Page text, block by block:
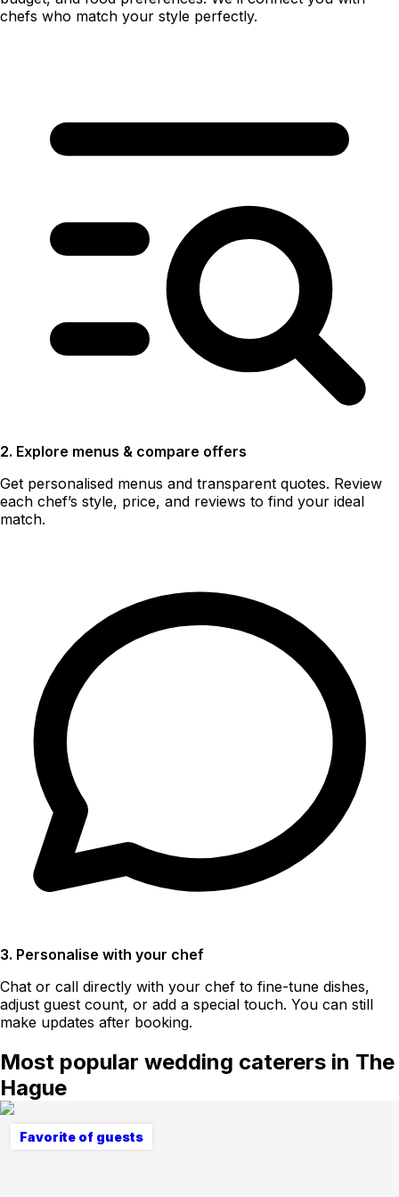
chefs who match your style perfectly.
2. Explore menus & compare offers
Get personalised menus and transparent quotes. Review
each chef’s style, price, and reviews to find your ideal
match.
3. Personalise with your chef
Chat or call directly with your chef to fine-tune dishes,
adjust guest count, or add a special touch. You can still
make updates after booking.
Most popular wedding caterers in The
Hague
Favorite of guests